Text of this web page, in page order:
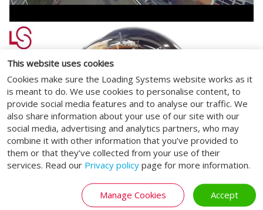
This website uses cookies
Cookies make sure the Loading Systems website works as it
is meant to do. We use cookies to personalise content, to
provide social media features and to analyse our traffic. We
also share information about your use of our site with our
social media, advertising and analytics partners, who may
combine it with other information that you’ve provided to
them or that they’ve collected from your use of their
services. Read our Privacy policy page for more information.
Manage Cookies Accept